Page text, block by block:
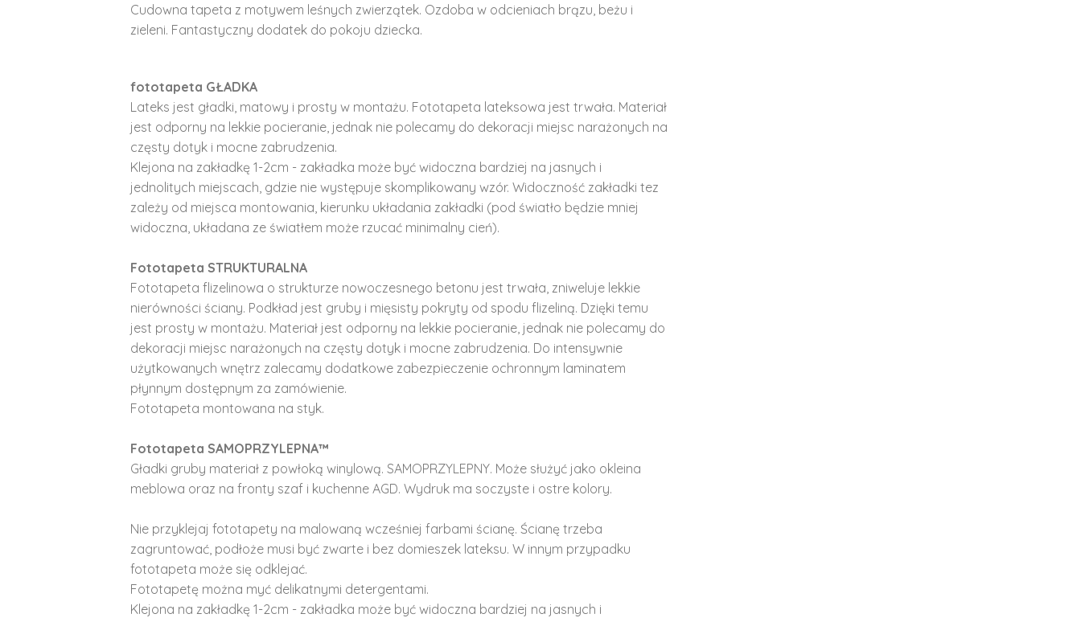
Cudowna tapeta z motywem leśnych zwierzątek. Ozdoba w odcieniach brązu, beżu i
zieleni. Fantastyczny dodatek do pokoju dziecka.
fototapeta GŁADKA
Lateks jest gładki, matowy i prosty w montażu. Fototapeta lateksowa jest trwała. Materiał
jest odporny na lekkie pocieranie, jednak nie polecamy do dekoracji miejsc narażonych na
częsty dotyk i mocne zabrudzenia.
Klejona na zakładkę 1-2cm - zakładka może być widoczna bardziej na jasnych i
jednolitych miejscach, gdzie nie występuje skomplikowany wzór. Widoczność zakładki tez
zależy od miejsca montowania, kierunku układania zakładki (pod światło będzie mniej
widoczna, układana ze światłem może rzucać minimalny cień).
Fototapeta STRUKTURALNA
Fototapeta flizelinowa o strukturze nowoczesnego betonu jest trwała, zniweluje lekkie
nierówności ściany. Podkład jest gruby i mięsisty pokryty od spodu flizeliną. Dzięki temu
jest prosty w montażu. Materiał jest odporny na lekkie pocieranie, jednak nie polecamy do
dekoracji miejsc narażonych na częsty dotyk i mocne zabrudzenia. Do intensywnie
użytkowanych wnętrz zalecamy dodatkowe zabezpieczenie ochronnym laminatem
płynnym dostępnym za zamówienie.
Fototapeta montowana na styk.
Fototapeta SAMOPRZYLEPNA™
Gładki gruby materiał z powłoką winylową. SAMOPRZYLEPNY. Może służyć jako okleina
meblowa oraz na fronty szaf i kuchenne AGD. Wydruk ma soczyste i ostre kolory.
Nie przyklejaj fototapety na malowaną wcześniej farbami ścianę. Ścianę trzeba
zagruntować, podłoże musi być zwarte i bez domieszek lateksu. W innym przypadku
fototapeta może się odklejać.
Fototapetę można myć delikatnymi detergentami.
Klejona na zakładkę 1-2cm - zakładka może być widoczna bardziej na jasnych i